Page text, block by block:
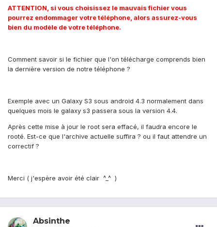
ATTENTION, si vous choisissez le mauvais fichier vous
pourrez endommager votre téléphone, alors assurez-vous
bien du modèle de votre téléphone.
Comment savoir si le fichier que l'on télécharge comprends bien
la dernière version de notre téléphone ?
Exemple avec un Galaxy S3 sous android 4.3 normalement dans
quelques mois le galaxy s3 passera sous la version 4.4.
Après cette mise à jour le root sera effacé, il faudra encore le
rooté. Est-ce que l'archive actuelle suffira ? ou il faut attendre un
correctif ?
Merci ( j'espère avoir été clair ^_^ )
Absinthe